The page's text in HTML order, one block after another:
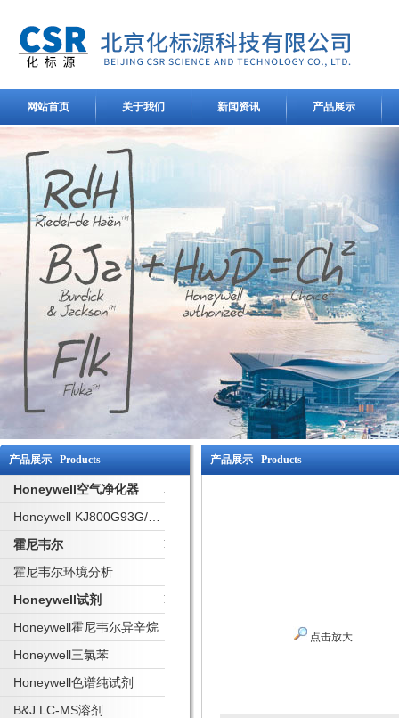
网站首页 关于我们 新闻资讯 产品展示
产品展示 Products
Honeywell空气净化器
霍尼韦尔
霍尼韦尔环境分析
Honeywell试剂
Honeywell霍尼韦尔异辛烷
Honeywell三氯苯
Honeywell色谱纯试剂
B&J LC-MS溶剂
产品展示 Products
点击放大